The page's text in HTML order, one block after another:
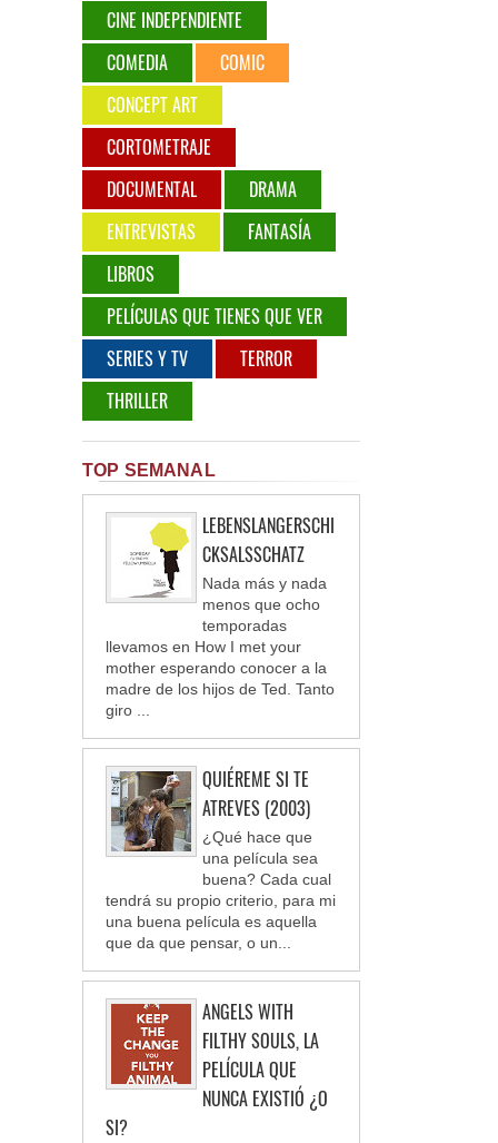
CINE INDEPENDIENTE
COMEDIA
COMIC
CONCEPT ART
CORTOMETRAJE
DOCUMENTAL
DRAMA
ENTREVISTAS
FANTASÍA
LIBROS
PELÍCULAS QUE TIENES QUE VER
SERIES Y TV
TERROR
THRILLER
TOP SEMANAL
LEBENSLANGERSCHI
CKSALSSCHATZ
Nada más y nada
menos que ocho
temporadas
llevamos en How I met your
mother esperando conocer a la
madre de los hijos de Ted. Tanto
giro ...
QUIÉREME SI TE
ATREVES (2003)
¿Qué hace que
una película sea
buena? Cada cual
tendrá su propio criterio, para mi
una buena película es aquella
que da que pensar, o un...
ANGELS WITH
FILTHY SOULS, LA
PELÍCULA QUE
NUNCA EXISTIÓ ¿O
SI?